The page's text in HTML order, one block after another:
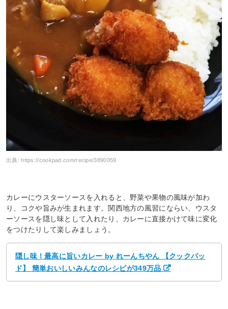
出典: https://cookpad.com/recipe/3890059
カレーにウスターソースを入れると、野菜や果物の風味が加わ
り、コクや旨みが生まれます。関西地方の風習にならい、ウスタ
ーソースを隠し味として入れたり、カレーに直接かけて味に変化
をつけたりして楽しみましょう。
隠し味！最高に旨いカレー by れーんちやん 【クックパッ
ド】 簡単おいしいみんなのレシピが349万品